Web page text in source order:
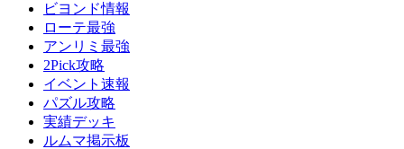
ビヨンド情報
ローテ最強
アンリミ最強
2Pick攻略
イベント速報
パズル攻略
実績デッキ
ルムマ掲示板